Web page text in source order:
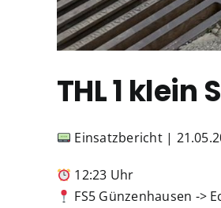
THL 1
Einsatzbericht |
12:23 Uhr
FS5 Günzenhausen ->